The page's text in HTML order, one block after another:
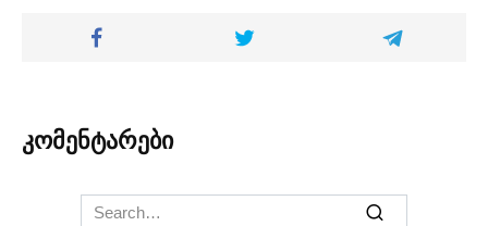
კომენტარები
Search